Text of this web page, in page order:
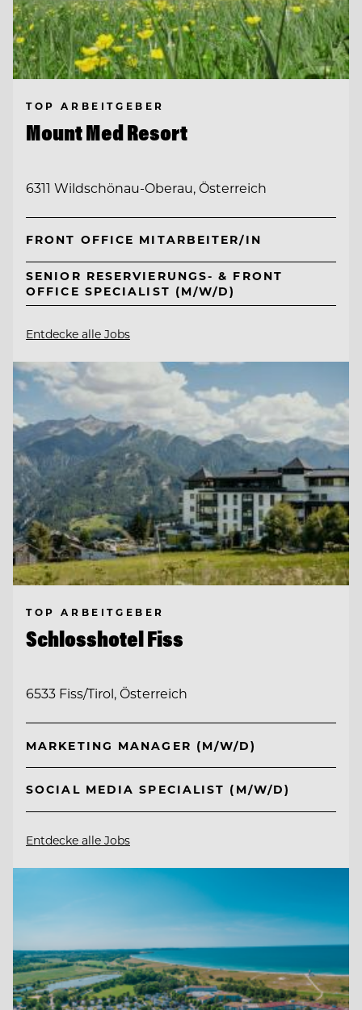
TOP ARBEITGEBER
Mount Med Resort
6311 Wildschönau-Oberau, Österreich
FRONT OFFICE MITARBEITER/IN
SENIOR RESERVIERUNGS- & FRONT
OFFICE SPECIALIST (M/W/D)
Entdecke alle Jobs
TOP ARBEITGEBER
Schlosshotel Fiss
6533 Fiss/Tirol, Österreich
MARKETING MANAGER (M/W/D)
SOCIAL MEDIA SPECIALIST (M/W/D)
Entdecke alle Jobs